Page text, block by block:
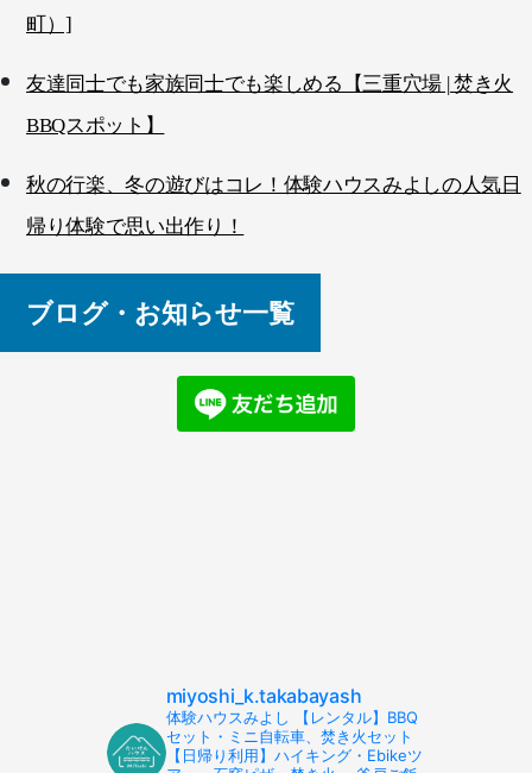
町）]
友達同士でも家族同士でも楽しめる【三重穴場 | 焚き火
BBQスポット】
秋の行楽、冬の遊びはコレ！体験ハウスみよしの人気日
帰り体験で思い出作り！
ブログ・お知らせ一覧
miyoshi_k.takabayash
体験ハウスみよし 【レンタル】BBQ
セット・ミニ自転車、焚き火セット
【日帰り利用】ハイキング・Ebikeツ